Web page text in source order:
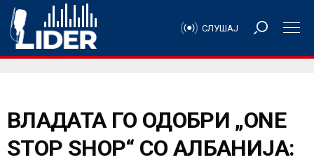
СЛУШАЈ
ВЛАДАТА ГО ОДОБРИ „ONE
STOP SHOP“ СО АЛБАНИЈА: